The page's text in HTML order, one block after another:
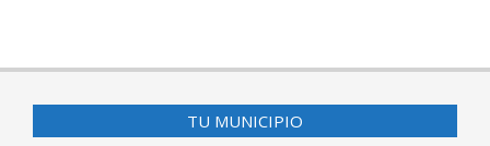
TU MUNICIPIO